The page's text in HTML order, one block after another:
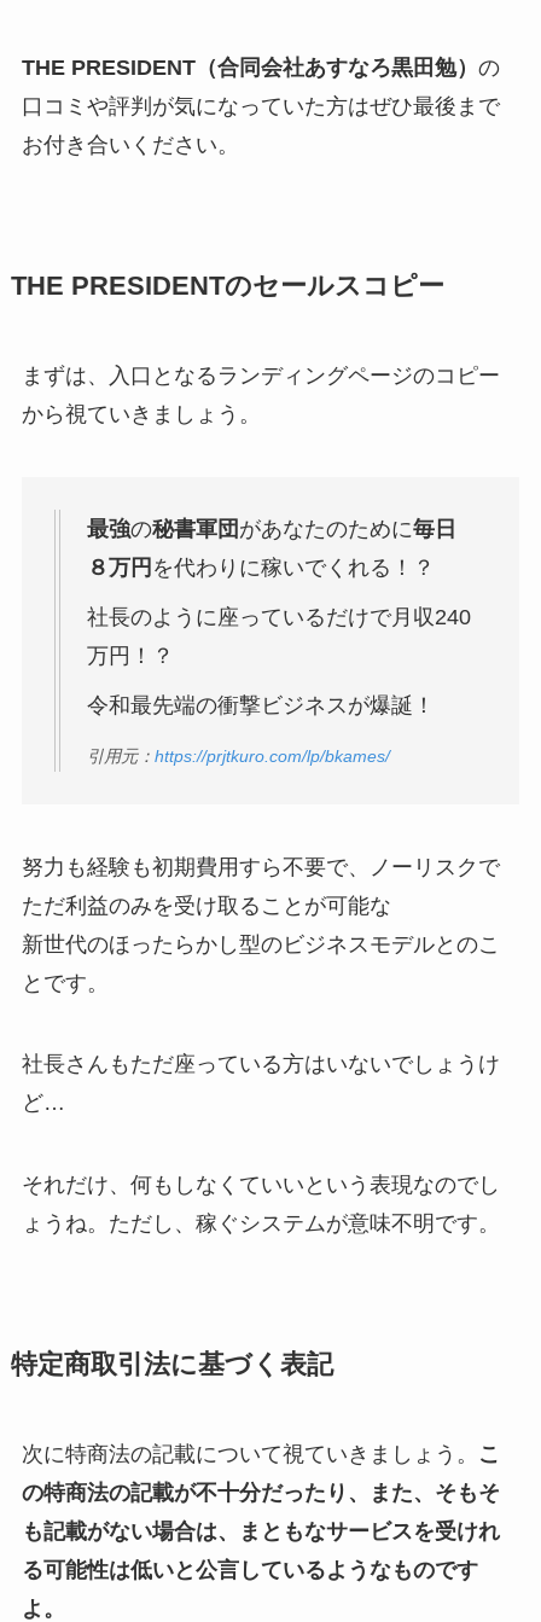
THE PRESIDENT（合同会社あすなろ黒田勉） の
口コミや評判が気になっていた方はぜひ最後まで
お付き合いください。
THE PRESIDENTのセールスコピー
まずは、入口となるランディングページのコピー
から視ていきましょう。
最強の秘書軍団 があなたのために毎日
８万円 を代わりに稼いでくれる！？
社長のように座っているだけで月収240
万円！？
令和最先端の衝撃ビジネスが爆誕！
引用元： https://prjtkuro.com/lp/bkames/
努力も経験も初期費用すら不要で、ノーリスクで
ただ利益のみを受け取ることが可能な
新世代のほったらかし型のビジネスモデルとのこ
とです。
社長さんもただ座っている方はいないでしょうけ
ど…
それだけ、何もしなくていいという表現なのでし
ょうね。ただし、稼ぐシステムが意味不明です。
特定商取引法に基づく表記
次に特商法の記載について視ていきましょう。
こ
の特商法の記載が不十分だったり、また、そもそ
も記載がない場合は、まともなサービスを受けれ
る可能性は低いと公言しているようなものです
よ。